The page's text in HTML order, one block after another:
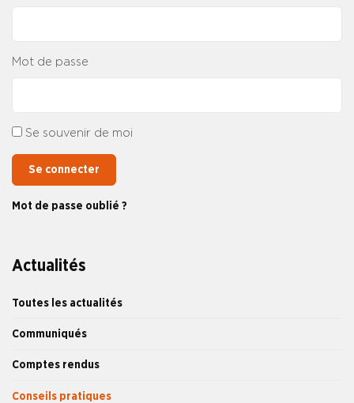
Actualités
Toutes les actualités
Communiqués
Comptes rendus
Conseils pratiques
Mot de passe
Se souvenir de moi
Se connecter
Mot de passe oublié ?